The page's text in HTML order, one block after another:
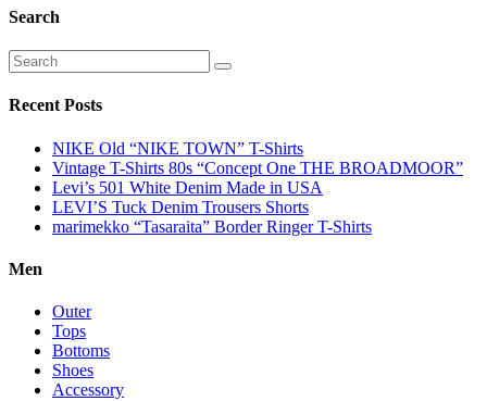
Search
Recent Posts
NIKE Old “NIKE TOWN” T-Shirts
Vintage T-Shirts 80s “Concept One THE BROADMOOR”
Levi’s 501 White Denim Made in USA
LEVI’S Tuck Denim Trousers Shorts
marimekko “Tasaraita” Border Ringer T-Shirts
Men
Outer
Tops
Bottoms
Shoes
Accessory